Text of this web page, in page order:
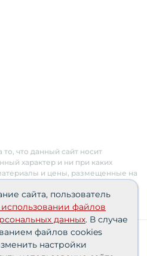
что данный сайт носит
характер и ни при каких
и цены, размещенные на
офертой. Застройщик имеет
к защите
«Партнер‑Строй»»
сайта, пользователь
файлов
данных. В случае
файлов cookies
настройки